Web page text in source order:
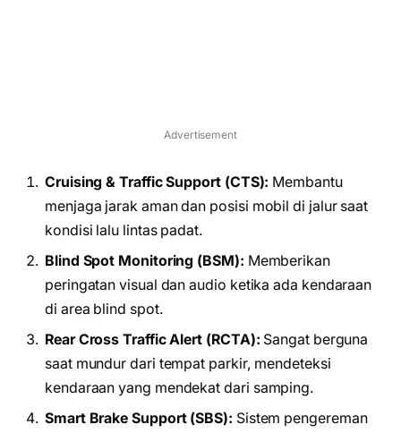
Advertisement
Cruising & Traffic Support (CTS): Membantu
menjaga jarak aman dan posisi mobil di jalur saat
kondisi lalu lintas padat.
Blind Spot Monitoring (BSM): Memberikan
peringatan visual dan audio ketika ada kendaraan
di area blind spot.
Rear Cross Traffic Alert (RCTA): Sangat berguna
saat mundur dari tempat parkir, mendeteksi
kendaraan yang mendekat dari samping.
Smart Brake Support (SBS): Sistem pengereman